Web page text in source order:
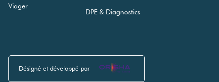
Viager
DPE & Diagnostics
Désigné et développé par